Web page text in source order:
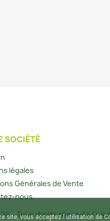
SOCIÉTÉ
légales
Générales de Vente
nous
- Tous droits réservés
site, vous acceptez l utilisation de